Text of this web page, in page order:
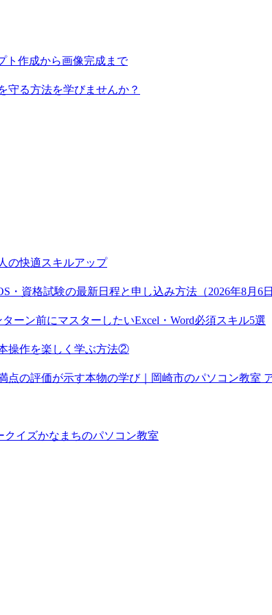
ト作成から画像完成まで
守る方法を学びませんか？
の快適スキルアップ
・資格試験の最新日程と申し込み方法（2026年8月6
ーン前にマスターしたいExcel・Word必須スキル5選
操作を楽しく学ぶ方法②
点の評価が示す本物の学び｜岡崎市のパソコン教室
イズかなまちのパソコン教室